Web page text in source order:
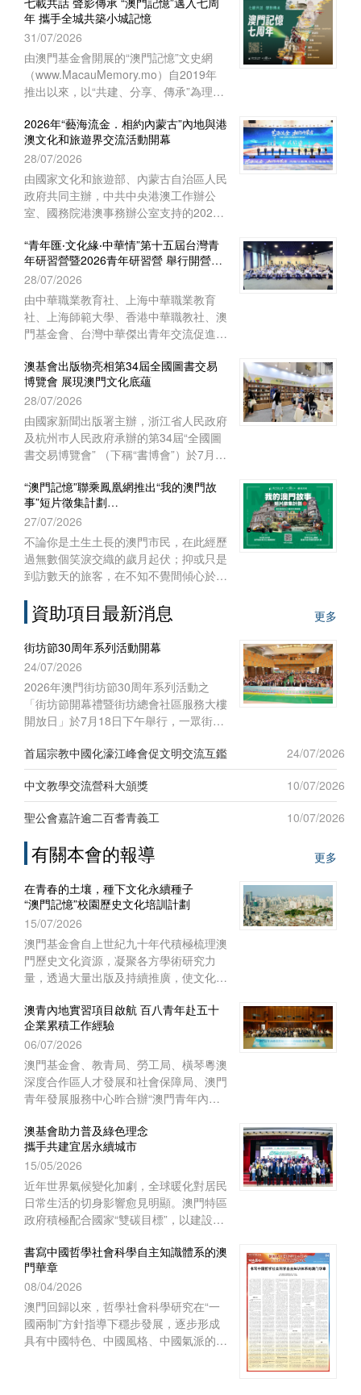
2026年7月28日上午在上海聯合國教科文
組織教師教育中心舉行。來自台灣、香
港、澳門29所院校的60多名師生，和上
海師範大學的志願者共聚申城，一同開啟
為期七天的文化交流與研習體驗之旅。
由國家新聞出版署主辦，浙江省人民政府
及杭州巿人民政府承辦的第34屆“全國圖
書交易博覽會” （下稱“書博會”）於7月
24日至27日在浙江杭州國際博覽中心順
利舉行。澳門基金會作為澳門出版界代表
再度參展，攜近年出版的多領域精品圖書
出版成果與文化底蘊。
“澳門記憶”聯乘鳳凰網推出“我的澳門故
事”短片徵集計劃
不論你是土生土長的澳門市民，在此經歷
過無數個笑淚交織的歲月起伏；抑或只是
到訪數天的旅客，在不知不覺間傾心於這
座小城的歷史沉澱與人文情懷——這些點
滴，都交織成了你與澳門的獨特連結。隨
着城市蜕變，熟悉的風景悄然更迭，新的
誌，放眼世界卻是獨一無二的風景，點滴
塑造着你我共同的集體記憶。
資助項目最新消息
街坊節30周年系列活動開幕
24/07/2026
2026年澳門街坊節30周年系列活動之
「街坊節開幕禮暨街坊總會社區服務大樓
開放日」於7月18日下午舉行，一眾街坊
市民到場參觀大樓，參與各具特色的手作
首屆宗教中國化濠江峰會促文明交流互鑑
中文教學交流營科大頒獎
10/07/2026
聖公會嘉許逾二百耆青義工
10/07/2026
有關本會的報導
在青春的土壤，種下文化永續種子
“澳門記憶”校園歷史文化培訓計劃
15/07/2026
澳門基金會自上世紀九十年代積極梳理澳
門歷史文化資源，凝聚各方學術研究力
量，透過大量出版及持續推廣，使文化保
育從學術議題走進大眾視野，深化大眾對
文化保育的關注。
澳青內地實習項目啟航 百八青年赴五十
企業累積工作經驗
澳門基金會、教青局、勞工局、橫琴粵澳
深度合作區人才發展和社會保障局、澳門
青年發展服務中心昨合辦“澳門青年內地
實習項目二○二六啟航儀式暨實習前培
訓”。
澳基會助力普及綠色理念
15/05/2026
近年世界氣候變化加劇，全球暖化對居民
日常生活的切身影響愈見明顯。澳門特區
政府積極配合國家“雙碳目標”，以建設宜
居智慧綠色澳門作為施政重點之一，制訂
《澳門長期減碳策略》和《澳門環境保護
規劃》，謀劃可持續發展藍圖，
書寫中國哲學社會科學自主知識體系的澳
門華章
澳門回歸以來，哲學社會科學研究在“一
國兩制”方針指導下穩步發展，逐步形成
具有中國特色、中國風格、中國氣派的自
主知識體系。自習近平總書記2016年在
哲學社會科學工作座談會上發表重要講
話、中共中央辦公廳2022年印發《國家
來，澳門的高等院校、澳門基金會和學術
團體作為知識產出、傳播和實踐的主體，
在構建哲學社會科學自主知識體系的征程
上，從學科建設、智庫服務、文化傳承到
國際對話等諸方面，都發揮了自身獨特的
作用，呈現出多元化、本土化、交叉化與
圖片集
專項活動